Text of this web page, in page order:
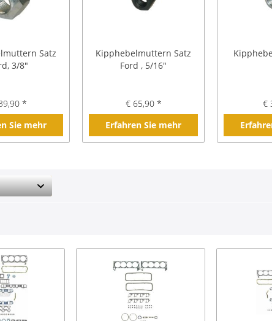
Satz
3/8"
*
Sie mehr
Kipphebelmuttern Satz
Ford , 5/16"
€ 65,90 *
Erfahren Sie mehr
€